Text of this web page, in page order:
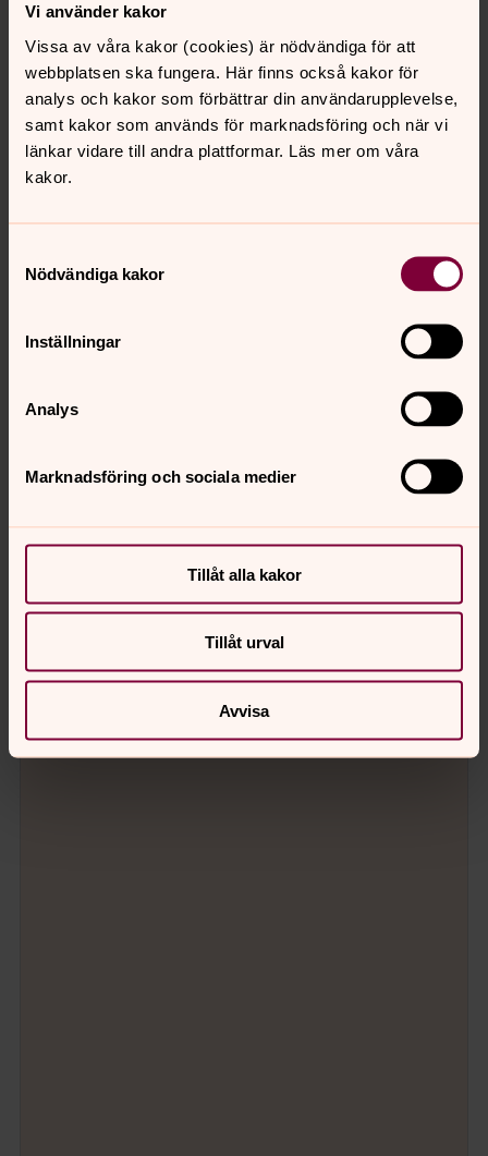
Vi använder kakor
Vissa av våra kakor (cookies) är nödvändiga för att
webbplatsen ska fungera. Här finns också kakor för
analys och kakor som förbättrar din användarupplevelse,
samt kakor som används för marknadsföring och när vi
länkar vidare till andra plattformar. Läs mer om våra
kakor.
Nödvändiga kakor
Inställningar
Analys
Marknadsföring och sociala medier
Tillåt alla kakor
Tillåt urval
Avvisa